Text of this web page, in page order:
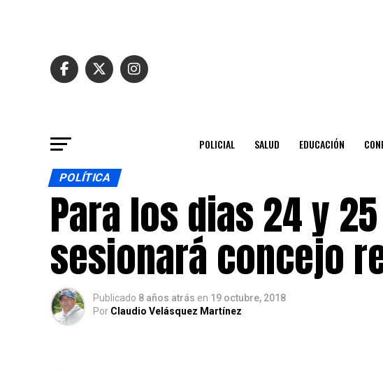
POLICIAL SALUD EDUCACIÓN
POLÍTICA
Para los dias 24 y
sesionará concejo
Publicado 8 años atrás en 19 octubre, 2018
Por Claudio Velásquez Martínez